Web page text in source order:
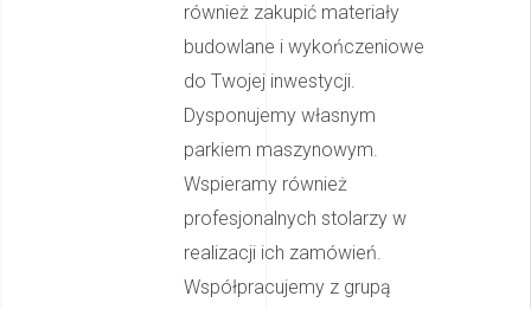
również zakupić materiały
budowlane i wykończeniowe
do Twojej inwestycji.
Dysponujemy własnym
parkiem maszynowym.
Wspieramy również
profesjonalnych stolarzy w
realizacji ich zamówień.
Współpracujemy z grupą